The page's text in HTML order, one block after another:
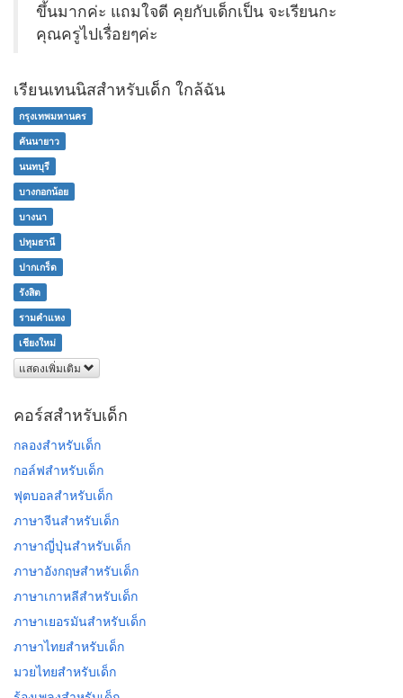
ขึ้นมากค่ะ แถมใจดี คุยกับเด็กเป็น จะเรียนกะ
คุณครูไปเรื่อยๆค่ะ
เรียนเทนนิสสำหรับเด็ก ใกล้ฉัน
กรุงเทพมหานคร
คันนายาว
นนทบุรี
บางกอกน้อย
บางนา
ปทุมธานี
ปากเกร็ด
รังสิต
รามคำแหง
เชียงใหม่
แสดงเพิ่มเติม
คอร์สสำหรับเด็ก
กลองสำหรับเด็ก
กอล์ฟสำหรับเด็ก
ฟุตบอลสำหรับเด็ก
ภาษาจีนสำหรับเด็ก
ภาษาญี่ปุ่นสำหรับเด็ก
ภาษาอังกฤษสำหรับเด็ก
ภาษาเกาหลีสำหรับเด็ก
ภาษาเยอรมันสำหรับเด็ก
ภาษาไทยสำหรับเด็ก
มวยไทยสำหรับเด็ก